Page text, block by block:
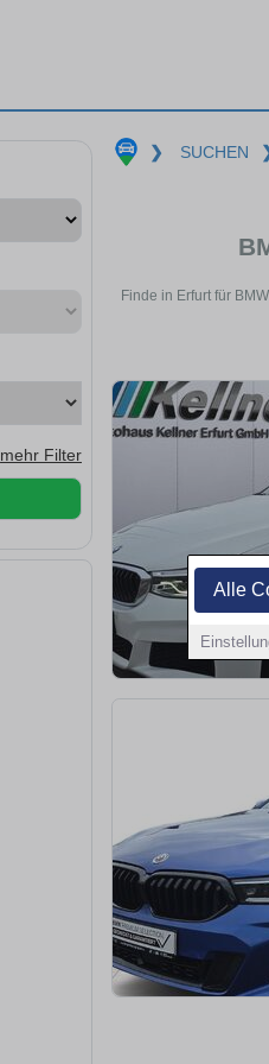
Alle
mehr Filter
❯ SUCHEN
Finde in Erfurt für